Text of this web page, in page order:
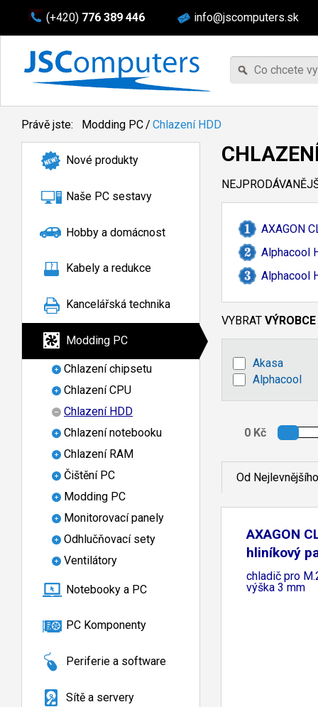
(+420) 776 389 446 info@jscomputers.sk
Právě jste: Modding PC/ Chlazení HDD
Nové produkty
Naše PC sestavy
Hobby a domácnost
Kabely a redukce
Kancelářská technika
Modding PC
Chlazení chipsetu
Chlazení CPU
Chlazení HDD
Chlazení notebooku
Chlazení RAM
Čištění PC
Modding PC
Monitorovací panely
Odhlučňovací sety
Ventilátory
Notebooky a PC
PC Komponenty
Periferie a software
Sítě a servery
AXAGON
Alphacool
Alphacool
VYBRAT VÝROBCE
Akasa
Alphacool
Od Nejlevnějšího
AXAGON
hliníkový
chladič pro
výška 3 mm